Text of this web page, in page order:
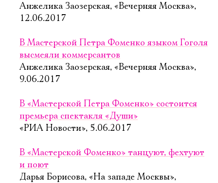
Анжелика Заозерская, «Вечерняя Москва»,
12.06.2017
В Мастерской Петра Фоменко языком Гоголя
высмеяли коммерсантов
Анжелика Заозерская, «Вечерняя Москва»,
9.06.2017
В «Мастерской Петра Фоменко» состоится
премьера спектакля «Души»
«РИА Новости», 5.06.2017
В «Мастерской Фоменко» танцуют, фехтуют
и поют
Дарья Борисова, «На западе Москвы»,